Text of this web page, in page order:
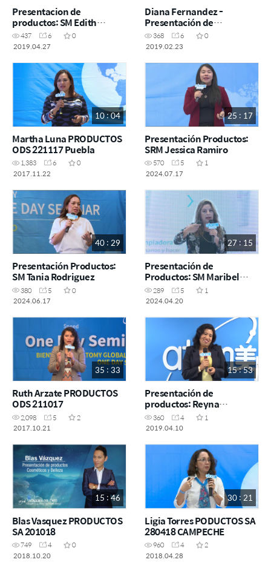
Presentacion de
productos: SM Edith
Ramiro - SA Abril 2019
437 6
0
2019.04.27
Diana Fernandez -
Presentación de
productos: SA 23 Feb 2019
368 6
0
2019.02.23
10 : 04
Martha Luna PRODUCTOS
ODS 221117 Puebla
1,383 6
0
2017.11.22
25 : 17
Presentación Productos:
SRM Jessica Ramiro
570 5
1
2024.07.17
40 : 29
Presentación Productos:
SM Tania Rodriguez
380 5
0
2024.06.17
27 : 15
Presentación de
Productos: SM Maribel
Martinez
289 5
1
2024.04.20
35 : 33
Ruth Arzate PRODUCTOS
ODS 211017
2,098 5
2
2017.10.21
15 : 53
Presentación de
productos: Reyna
Fernández - ODS 10 Abril
2019
360 4
1
2019.04.10
15 : 46
Blas Vasquez PRODUCTOS
SA 201018
749 4
0
2018.10.20
30 : 21
Ligia Torres PODUCTOS SA
280418 CAMPECHE
960 4
2
2018.04.28